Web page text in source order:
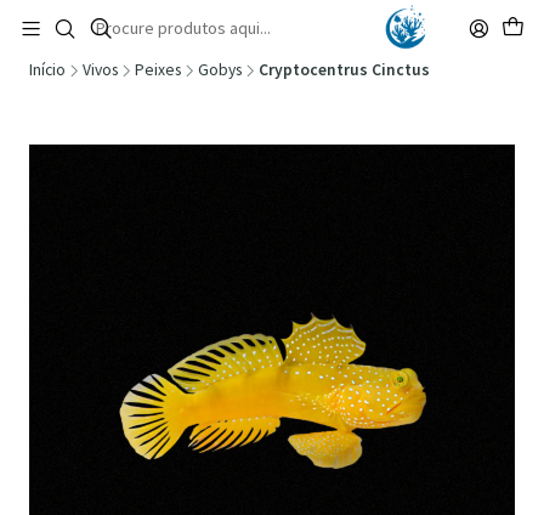
🚚 Portugal Continental: Portes Grátis desde 149,90€ (Envio extresso: 14,90€)
Ler mais
Início Vivos Peixes Gobys Cryptocentrus Cinctus